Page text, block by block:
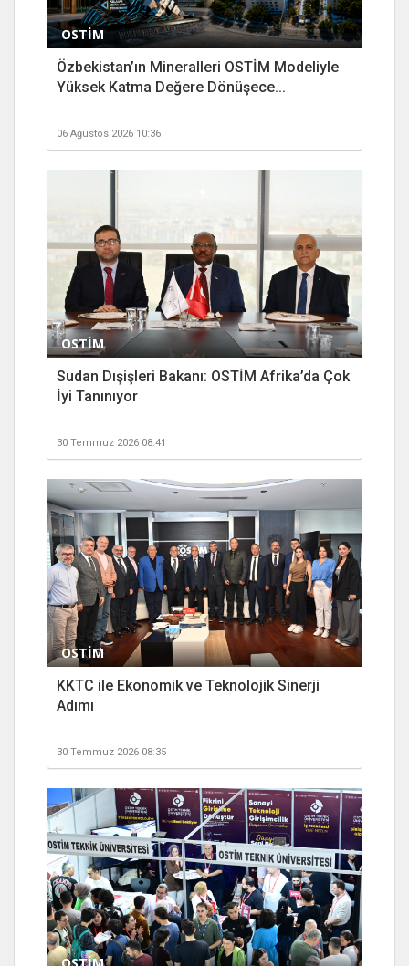
OSTİM
Özbekistan’ın Mineralleri OSTİM Modeliyle
Yüksek Katma Değere Dönüşece...
06 Ağustos 2026 10:36
OSTİM
Sudan Dışişleri Bakanı: OSTİM Afrika’da Çok
İyi Tanınıyor
30 Temmuz 2026 08:41
OSTİM
KKTC ile Ekonomik ve Teknolojik Sinerji
Adımı
30 Temmuz 2026 08:35